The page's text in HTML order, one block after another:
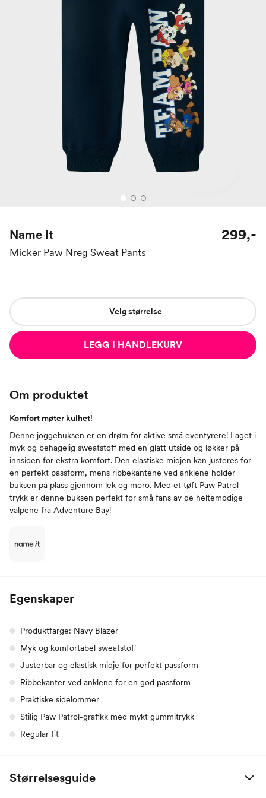
Name It
Micker Paw Nreg Sweat Pants
299,-
Velg størrelse
LEGG I HANDLEKURV
Om produktet
Komfort møter kulhet!
Denne joggebuksen er en drøm for aktive små eventyrere! Laget i
myk og behagelig sweatstoff med en glatt utside og løkker på
innsiden for ekstra komfort. Den elastiske midjen kan justeres for
en perfekt passform, mens ribbekantene ved anklene holder
buksen på plass gjennom lek og moro. Med et tøft Paw Patrol-
trykk er denne buksen perfekt for små fans av de heltemodige
valpene fra Adventure Bay!
Egenskaper
Produktfarge: Navy Blazer
Myk og komfortabel sweatstoff
Justerbar og elastisk midje for perfekt passform
Ribbekanter ved anklene for en god passform
Praktiske sidelommer
Stilig Paw Patrol-grafikk med mykt gummitrykk
Regular fit
Størrelsesguide